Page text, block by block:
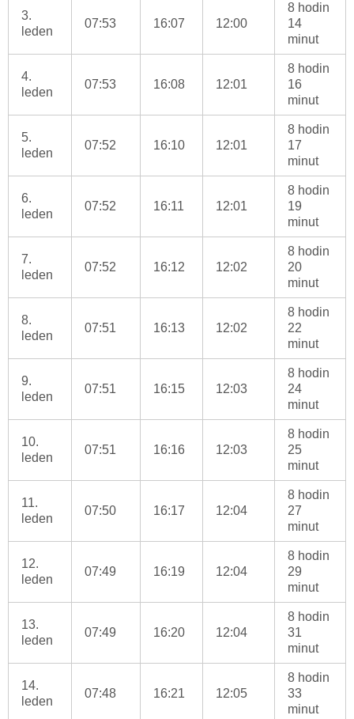
3.
leden
07:53 16:07 12:00
8 hodin
14
minut
4.
leden
07:53 16:08 12:01
8 hodin
16
minut
5.
leden
07:52 16:10 12:01
8 hodin
17
minut
6.
leden
07:52 16:11 12:01
8 hodin
19
minut
7.
leden
07:52 16:12 12:02
8 hodin
20
minut
8.
leden
07:51 16:13 12:02
8 hodin
22
minut
9.
leden
07:51 16:15 12:03
8 hodin
24
minut
10.
leden
07:51 16:16 12:03
8 hodin
25
minut
11.
leden
07:50 16:17 12:04
8 hodin
27
minut
12.
leden
07:49 16:19 12:04
8 hodin
29
minut
13.
leden
07:49 16:20 12:04
8 hodin
31
minut
14.
leden
07:48 16:21 12:05
8 hodin
33
minut